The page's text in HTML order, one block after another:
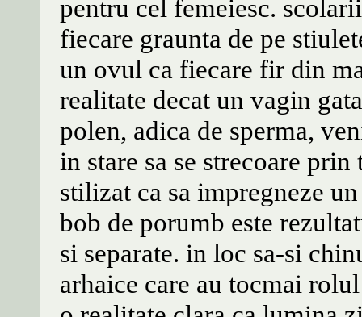
pentru cel femeiesc.
fiecare graunta de pe
un ovul ca fiecare fir din
realitate decat un vagin
polen, adica de sperma,
in stare sa se strecoare
stilizat ca sa impregneze
bob de porumb este
si separate. in loc sa-si
arhaice care au tocmai